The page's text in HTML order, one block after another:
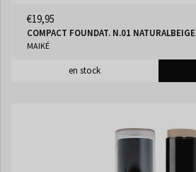
€19,95
COMPACT FOUNDAT. N.01 NATURALBEIGE
MAIKÉ
en stock